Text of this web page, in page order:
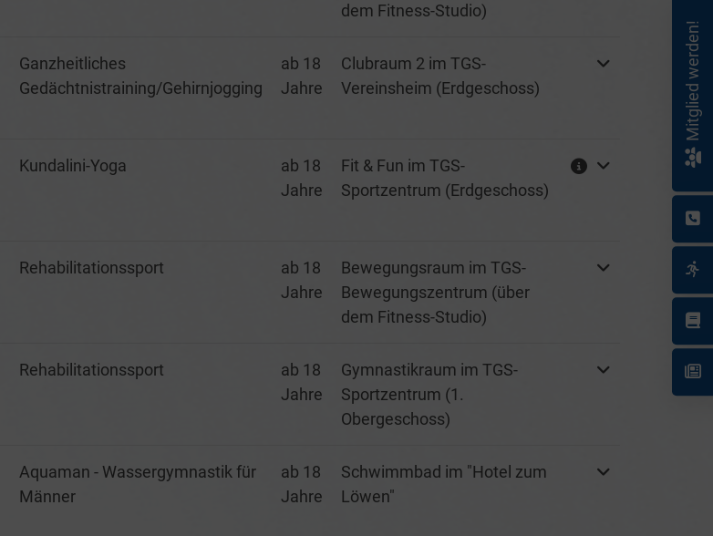
dem Fitness-Studio)
Ganzheitliches
Gedächtnistraining/Gehirnjogging
ab 18
Jahre
Clubraum 2 im TGS-
Vereinsheim (Erdgeschoss)
Kundalini-Yoga
ab 18
Jahre
Fit & Fun im TGS-
Sportzentrum (Erdgeschoss)
Rehabilitationssport
ab 18
Jahre
Bewegungsraum im TGS-
Bewegungszentrum (über
dem Fitness-Studio)
Rehabilitationssport
ab 18
Jahre
Gymnastikraum im TGS-
Sportzentrum (1.
Obergeschoss)
Aquaman - Wassergymnastik für
Männer
ab 18
Jahre
Schwimmbad im "Hotel zum
Löwen"
Mitglied werden!